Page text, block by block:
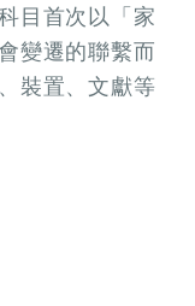
目首次以「家
變遷的聯繫而
裝置、文獻等